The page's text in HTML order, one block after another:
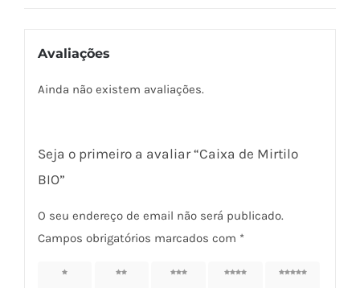
Avaliações
Ainda não existem avaliações.
Seja o primeiro a avaliar “Caixa de Mirtilo
BIO”
O seu endereço de email não será publicado.
Campos obrigatórios marcados com *
1 of 5
2 of 5
3 of 5
4 of 5
5 of 5